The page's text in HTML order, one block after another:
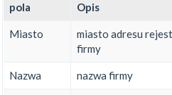
pola
Opis
Miasto
miasto adresu
firmy
Nazwa nazwa firmy